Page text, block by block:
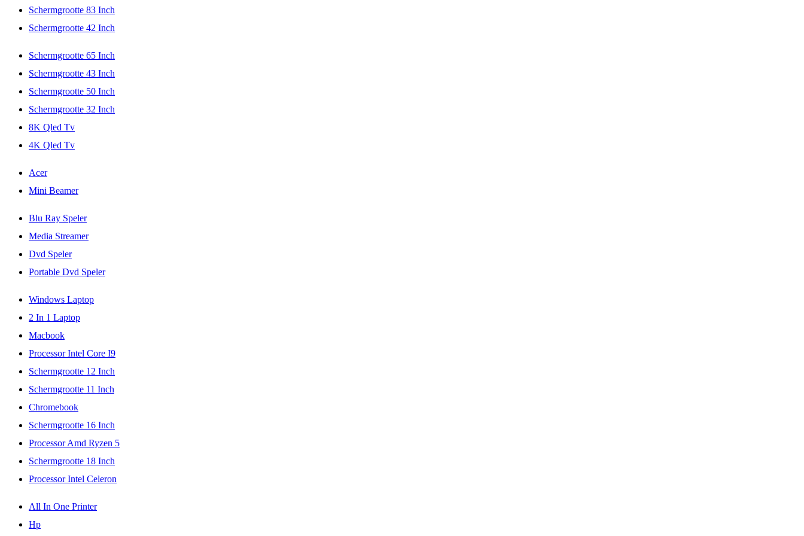
Schermgrootte 83 Inch
Schermgrootte 42 Inch
Schermgrootte 65 Inch
Schermgrootte 43 Inch
Schermgrootte 50 Inch
Schermgrootte 32 Inch
8K Qled Tv
4K Qled Tv
Acer
Mini Beamer
Blu Ray Speler
Media Streamer
Dvd Speler
Portable Dvd Speler
Windows Laptop
2 In 1 Laptop
Macbook
Processor Intel Core I9
Schermgrootte 12 Inch
Schermgrootte 11 Inch
Chromebook
Schermgrootte 16 Inch
Processor Amd Ryzen 5
Schermgrootte 18 Inch
Processor Intel Celeron
All In One Printer
Hp